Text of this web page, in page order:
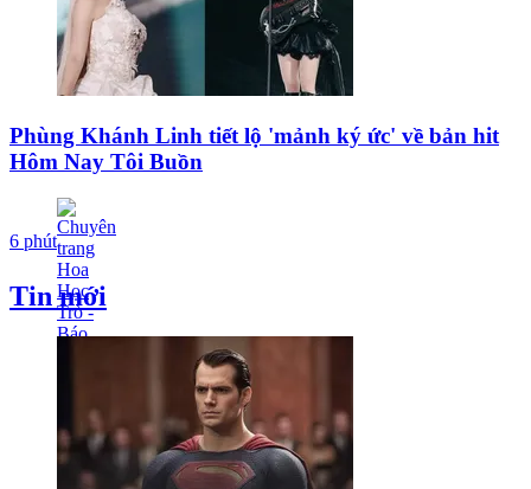
Phùng Khánh Linh tiết lộ 'mảnh ký ức' về bản hit
Hôm Nay Tôi Buồn
6 phút
Tin mới